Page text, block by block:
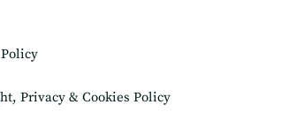
Privacy & Cookies Policy